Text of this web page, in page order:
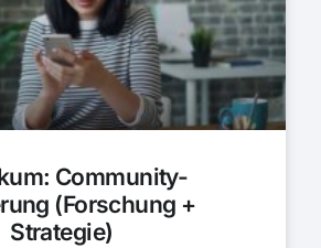
Community-
(Forschung +
Strategie)